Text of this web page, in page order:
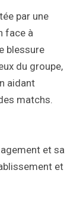
par une
face à
blessure
du groupe,
aidant
matchs.
et sa
et